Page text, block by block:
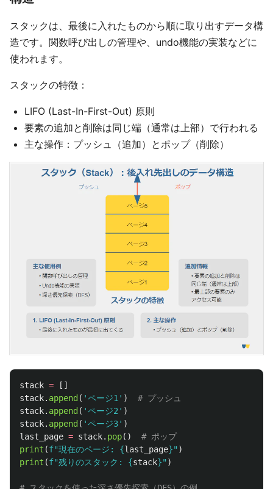
スタックは、最後に入れたものから順に取り出すデータ構
造です。関数呼び出しの管理や、undo機能の実装などに
使われます。
スタックの特徴：
LIFO (Last-In-First-Out) 原則
要素の追加と削除は同じ端（通常は上部）で行われる
主な操作：プッシュ（追加）とポップ（削除）
stack =
[]
stack. append ( 'ページ1 ' )
stack. append ( 'ページ2 ' )
stack. append ( 'ページ3' )
last_page = stack. pop()
print (f"現在のページ: {last_page}" )
print (f"残りのスタック: {stack}" )